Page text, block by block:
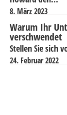
8. März 2023
Warum Ihr
verschwendet
Stellen Sie sich
24. Februar 2022